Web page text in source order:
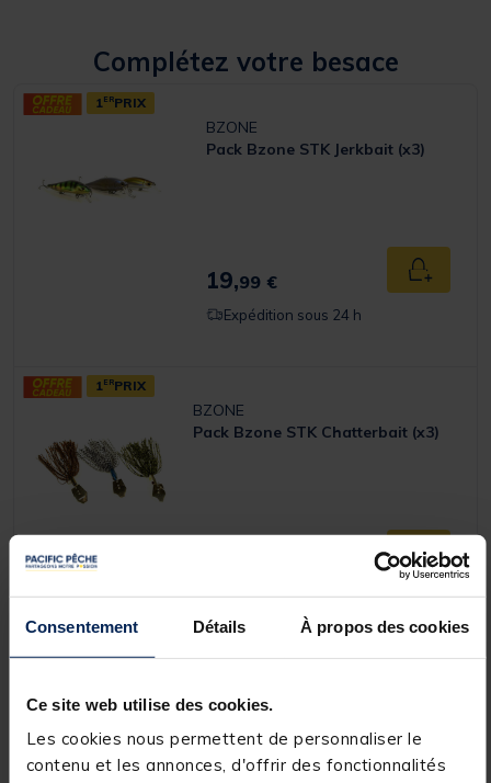
Consentement Détails À propos des cookies
Ce site web utilise des cookies.
Les cookies nous permettent de personnaliser le
contenu et les annonces, d'offrir des fonctionnalités
Complétez votre besace
1ERPRIX
BZONE
Pack Bzone STK Jerkbait (x3)
19,99 € Ajouter
Expédition sous 24 h
1ERPRIX
BZONE
Pack Bzone STK Chatterbait (x3)
Ajouter
Expédition sous 24 h
Boite Versus VS-3020NDDM
25.5X19X6cm